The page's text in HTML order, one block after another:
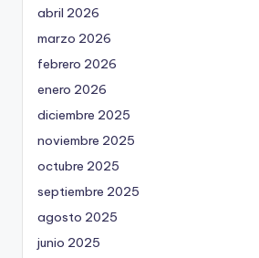
abril 2026
marzo 2026
febrero 2026
enero 2026
diciembre 2025
noviembre 2025
octubre 2025
septiembre 2025
agosto 2025
junio 2025